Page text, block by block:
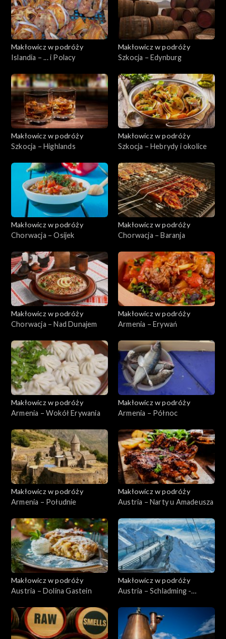
Makłowicz w podróży
Islandia – ... i Polacy
Makłowicz w podróży
Szkocja – Edynburg
Makłowicz w podróży
Szkocja – Highlands
Makłowicz w podróży
Szkocja – Hebrydy i okolice
Makłowicz w podróży
Chorwacja – Osijek
Makłowicz w podróży
Chorwacja – Baranja
Makłowicz w podróży
Chorwacja – Nad Dunajem
Makłowicz w podróży
Armenia – Erywań
Makłowicz w podróży
Armenia – Wokół Erywania
Makłowicz w podróży
Armenia – Północ
Makłowicz w podróży
Armenia – Południe
Makłowicz w podróży
Austria – Narty u Amadeusza
Makłowicz w podróży
Austria – Dolina Gastein
Makłowicz w podróży
Austria – Schladming -